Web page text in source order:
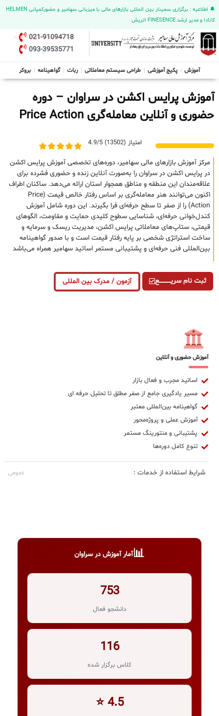
🔔 اطلاعیه : برگزاری سمینار بین المللی بازارهای مالی با میزبانی سهامیر و حضورکمپانی HELMEN
کانادا و مدیر ارشد FINESENCE اتریش
021-91094718
093-39535771
آموزش پکیج آموزشی طراحی سیستم معاملاتی ربات گواهینامه بروکر
آموزش پرایس اکشن در سراوان – دوره
حضوری و آنلاین معامله‌گری Price Action
امتیاز (13502) 4.9/5
مرکز آموزش بازارهای مالی سهامیر، دوره‌های تخصصی آموزش پرایس اکشن
در پرایس اکشن در سراوان را به‌صورت آنلاین زنده و حضوری فشرده برای
علاقه‌مندان این منطقه و مناطق همجوار استان ارائه می‌دهد. ساکنان اطراف
اکنون می‌توانند هنر معامله‌گری بر اساس رفتار خالص قیمت (Price
Action) را از صفر تا سطح حرفه‌ای فرا بگیرند. این دوره شامل آموزش
کندل‌خوانی حرفه‌ای، شناسایی سطوح کلیدی حمایت و مقاومت، الگوهای
قیمتی، ستاپ‌های معاملاتی پرایس اکشن، مدیریت ریسک و سرمایه و
ساخت استراتژی شخصی بر پایه رفتار قیمت است و با صدور گواهینامه
بین‌المللی فنی حرفه‌ای و پشتیبانی مستمر اساتید سهامیر همراه می‌باشد
ثبت نام سریــــــــــــع آزمون / مدرک بین المللی
آموزش حضوری و آنلاین
اساتید مجرب و فعال بازار
مسیر یادگیری جامع از صفر مطلق تا تحلیل حرفه ای
گواهینامه بین‌المللی معتبر
آموزش عملی و پروژه‌محور
پشتیبانی و منتورینگ مستمر
تنوع کامل دوره‌ها
شرایط استفاده از خدمات : عمومی
📊آمار آموزش در سراوان
753
دانشجو فعال
116
کلاس برگزار شده
4.5 ⭐